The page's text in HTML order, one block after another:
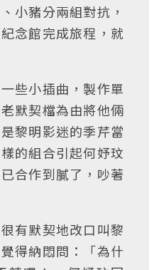
小豬分兩組對抗，
念館完成旅程，就
些小插曲，製作單
默契檔為由將他倆
黎明影迷的季芹當
的組合引起何妤玟
合作到膩了，吵著
有默契地改口叫黎
得納悶問：「為什